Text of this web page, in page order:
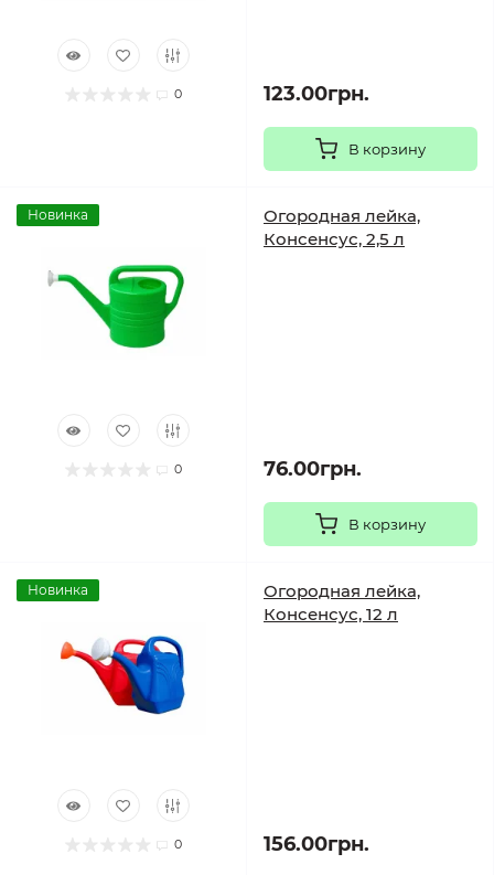
0 123.00грн.
В корзину
Новинка
0
Огородная лейка,
Консенсус, 2,5 л
76.00грн.
В корзину
Новинка
0
Огородная лейка,
Консенсус, 12 л
156.00грн.